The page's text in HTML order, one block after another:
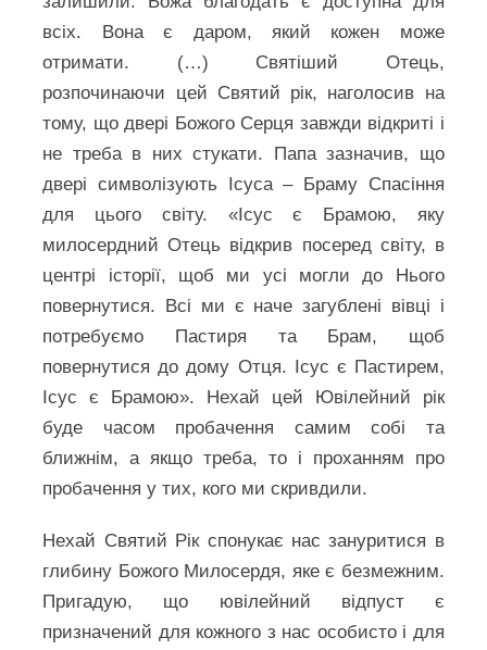
всіх. Вона є даром, який кожен може
отримати. (…) Святіший Отець,
розпочинаючи цей Святий рік, наголосив на
тому, що двері Божого Серця завжди відкриті і
не треба в них стукати. Папа зазначив, що
двері символізують Ісуса – Браму Спасіння
для цього світу. «Ісус є Брамою, яку
милосердний Отець відкрив посеред світу, в
центрі історії, щоб ми усі могли до Нього
повернутися. Всі ми є наче загублені вівці і
потребуємо Пастиря та Брам, щоб
повернутися до дому Отця. Ісус є Пастирем,
Ісус є Брамою». Нехай цей Ювілейний рік
буде часом пробачення самим собі та
ближнім, а якщо треба, то і проханням про
пробачення у тих, кого ми скривдили.
Нехай Святий Рік спонукає нас зануритися в
глибину Божого Милосердя, яке є безмежним.
Пригадую, що ювілейний відпуст є
призначений для кожного з нас особисто і для